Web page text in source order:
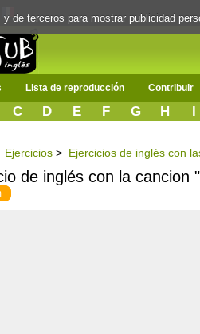
Lista de reproducción Contribuir
C D E F G H I
Ejercicios > Ejercicios de inglés con
de inglés con la cancion
de terceros para mostrar publicidad